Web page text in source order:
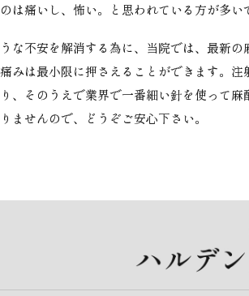
は痛いし、怖い。と思われている方が多い
な不安を解消する為に、当院では、最新の
みは最小限に押さえることができます。注
、そのうえで業界で一番細い針を使って麻
ませんので、どうぞご安心下さい。